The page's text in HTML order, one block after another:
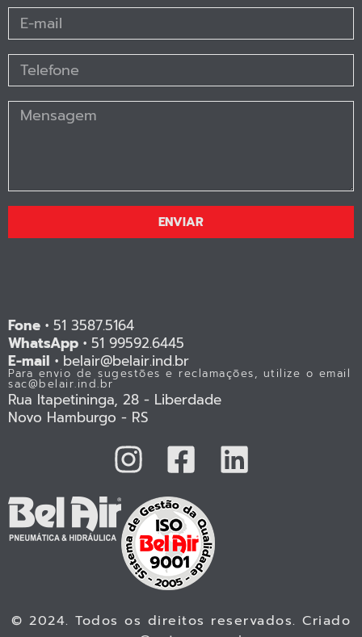
ENVIAR
Fone • 51 3587.5164
WhatsApp • 51 99592.6445
E-mail • belair@belair.ind.br
Para envio de sugestões e reclamações, utilize o email
sac@belair.ind.br
Rua Itapetininga, 28 - Liberdade
Novo Hamburgo - RS
© 2024. Todos os direitos reservados. Criado